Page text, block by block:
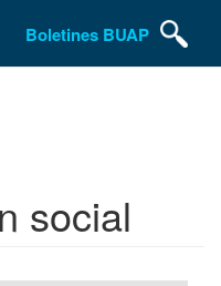
Boletines BUAP
social